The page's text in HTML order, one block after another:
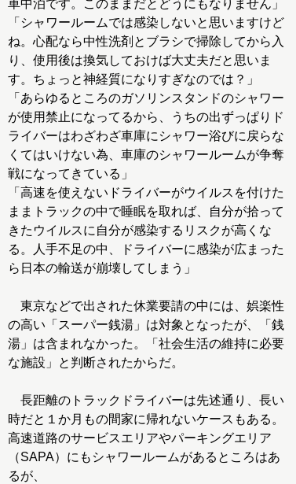
車中泊です。このままだとどうにもなりません」
「シャワールームでは感染しないと思いますけど
ね。心配なら中性洗剤とブラシで掃除してから入
り、使用後は換気しておけば大丈夫だと思いま
す。ちょっと神経質になりすぎなのでは？」
「あらゆるところのガソリンスタンドのシャワー
が使用禁止になってるから、うちの出ずっぱりド
ライバーはわざわざ車庫にシャワー浴びに戻らな
くてはいけない為、車庫のシャワールームが争奪
戦になってきている」
「高速を使えないドライバーがウイルスを付けた
ままトラックの中で睡眠を取れば、自分が拾って
きたウイルスに自分が感染するリスクが高くな
る。人手不足の中、ドライバーに感染が広まった
ら日本の輸送が崩壊してしまう」
東京などで出された休業要請の中には、娯楽性
の高い「スーパー銭湯」は対象となったが、「銭
湯」は含まれなかった。「社会生活の維持に必要
な施設」と判断されたからだ。
長距離のトラックドライバーは先述通り、長い
時だと１か月もの間家に帰れないケースもある。
高速道路のサービスエリアやパーキングエリア
（SAPA）にもシャワールームがあるところはあ
るが、